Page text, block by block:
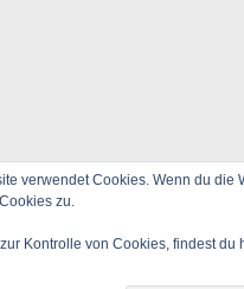
verwendet Cookies. Wenn du die
zu.
Kontrolle von Cookies, findest du